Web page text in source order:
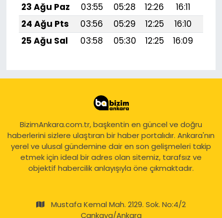
23 Ağu Paz
03:55 05:28 12:26 16:11
24 Ağu Pts
03:56 05:29 12:25 16:10
25 Ağu Sal
03:58 05:30 12:25 16:09
BizimAnkara.com.tr, başkentin en güncel ve doğru
haberlerini sizlere ulaştıran bir haber portalıdır. Ankara'nın
yerel ve ulusal gündemine dair en son gelişmeleri takip
etmek için ideal bir adres olan sitemiz, tarafsız ve
objektif habercilik anlayışıyla öne çıkmaktadır.
Mustafa Kemal Mah. 2129. Sok. No:4/2
Çankaya/Ankara